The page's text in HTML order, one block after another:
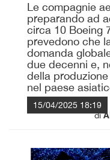
Le compagnie
preparando ad
circa 10 Boeing
prevedono che
domanda
due decenni e,
della
nel paese
15/04/2025 18:19
di